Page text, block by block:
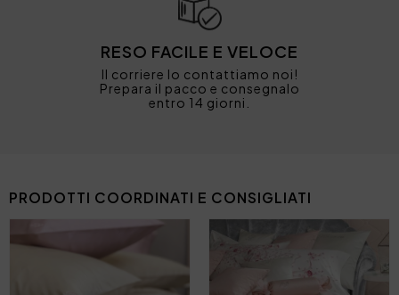
RESO FACILE E VELOCE
Il corriere lo contattiamo noi!
Prepara il pacco e consegnalo
entro 14 giorni.
PRODOTTI COORDINATI E CONSIGLIATI